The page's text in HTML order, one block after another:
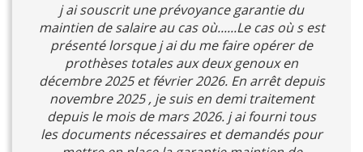
j ai souscrit une prévoyance garantie du
maintien de salaire au cas où......Le cas où s est
présenté lorsque j ai du me faire opérer de
prothèses totales aux deux genoux en
décembre 2025 et février 2026. En arrêt depuis
novembre 2025 , je suis en demi traitement
depuis le mois de mars 2026. j ai fourni tous
les documents nécessaires et demandés pour